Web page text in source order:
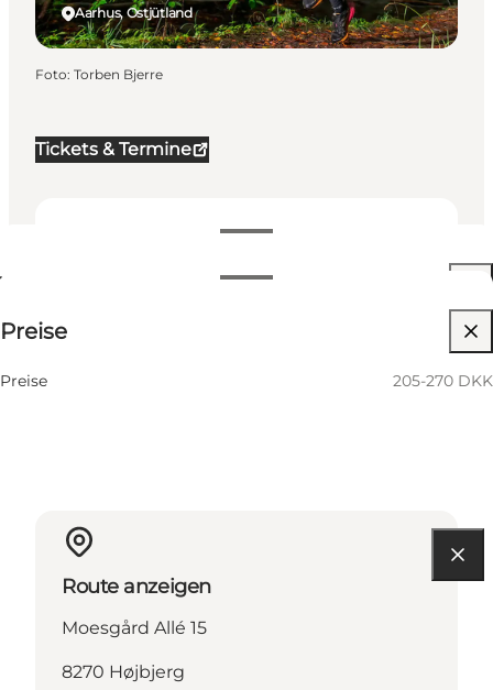
Tickets & Termine
Termine und Uhrzeiten
Termine und Uhrzeiten
27 September
10:00 AM
Preise
Preise 205-270 DKK
Aarhus, Ostjütland
Foto: Torben Bjerre
Route anzeigen
Moesgård Allé 15
8270 Højbjerg